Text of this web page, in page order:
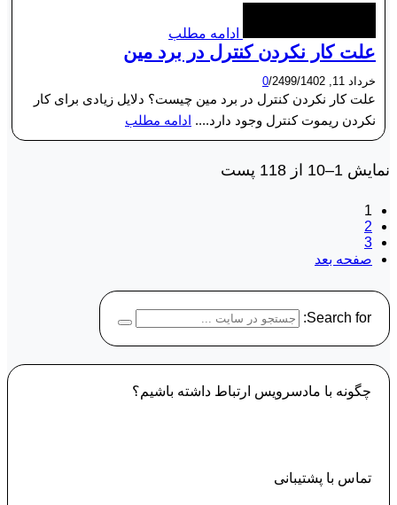
ادامه مطلب
علت کار نکردن کنترل در برد مین
خرداد 11, 1402 /
2499
/
0
علت کار نکردن کنترل در برد مین چیست؟ دلایل زیادی برای کار
نکردن ریموت کنترل وجود دارد.... ادامه مطلب
نمایش 1–10 از 118 پست
1
2
3
صفحه بعد
Search for:
چگونه با مادسرویس ارتباط داشته باشیم؟
تماس با پشتیبانی